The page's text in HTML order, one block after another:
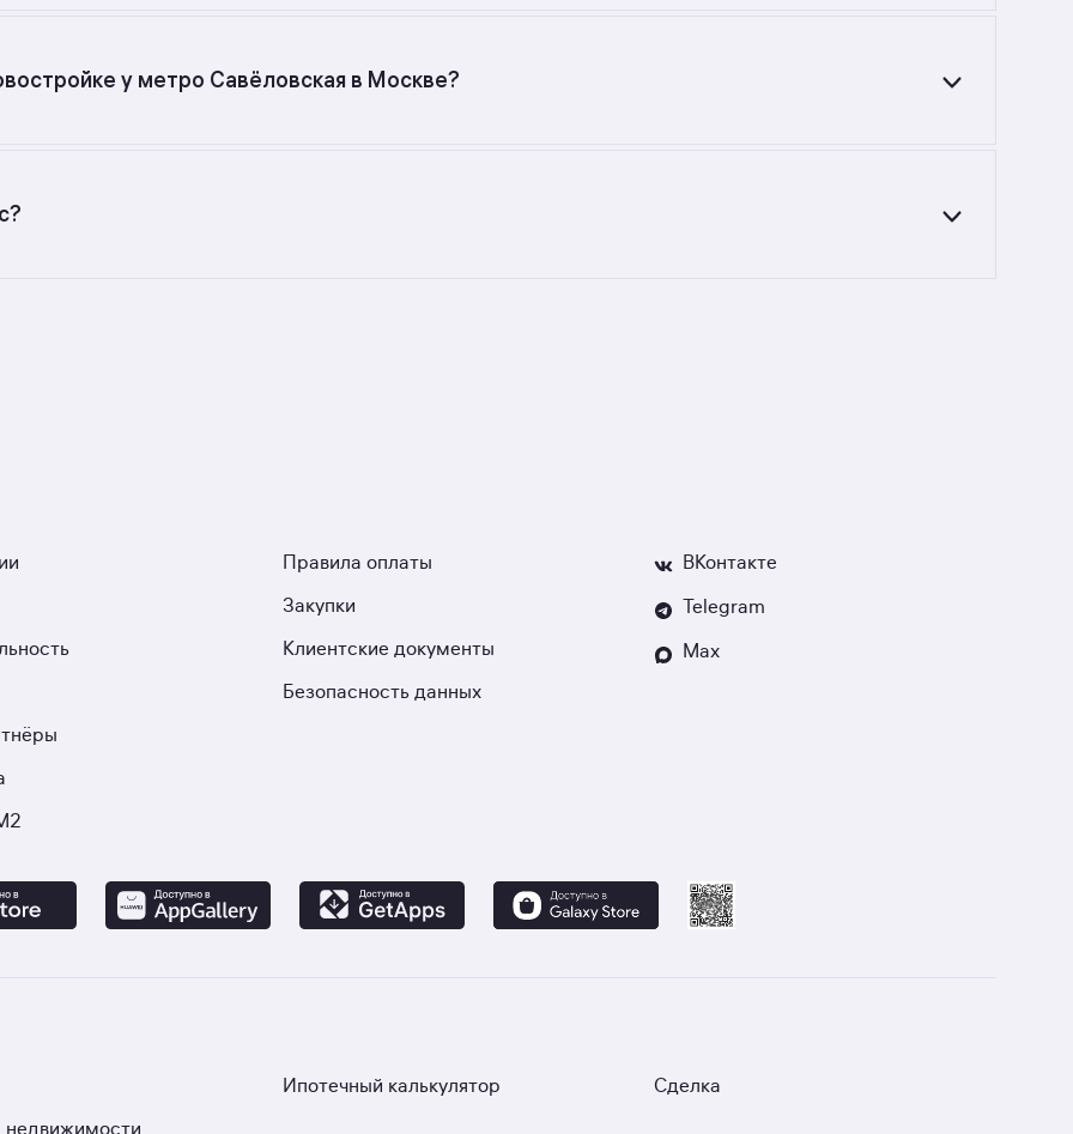
у метро Савёловская в Москве?
Правила оплаты
Закупки
Клиентские документы
Безопасность данных
ВКонтакте
Telegram
Max
Ипотечный калькулятор
Сделка
недвижимости